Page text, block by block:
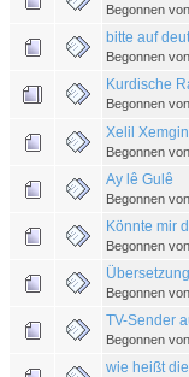
Begonnen
bitte auf
Begonnen von
Kurdische
Begonnen
Xelil Xemgin
Begonnen von
Ay lê Gulê
Begonnen
Könnte mir
Begonnen von
Begonnen von
TV-Sender
Begonnen von
wie heißt